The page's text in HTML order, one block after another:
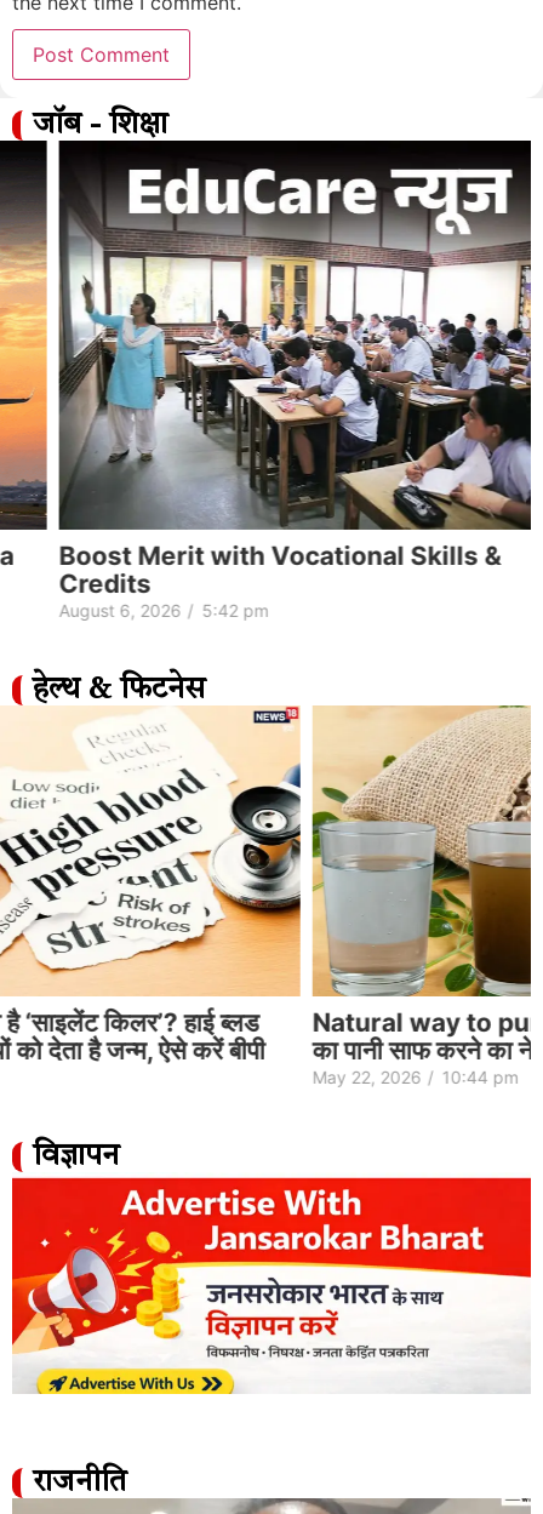
जॉब - शिक्षा
Boost Merit with Vocational Skills &
Credits
August 6, 2026 / 5:42 pm
हेल्थ & फिटनेस
Natural way to purify drinking water| पीने
का पानी साफ करने का नेचुरल तरीका
विज्ञापन
राजनीति